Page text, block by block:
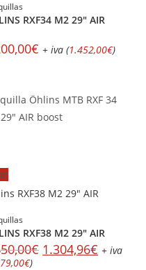
RXF34 M2 29″ AIR
€ + iva (1.452,00€)
Öhlins MTB RXF 34
AIR boost
RXF38 M2 29″ AIR
€ 1.304,96€ + iva
€)